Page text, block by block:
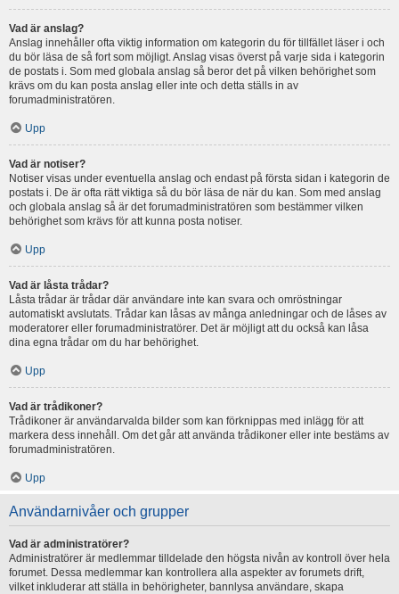
Vad är anslag?
Anslag innehåller ofta viktig information om kategorin du för tillfället läser i och
du bör läsa de så fort som möjligt. Anslag visas överst på varje sida i kategorin
de postats i. Som med globala anslag så beror det på vilken behörighet som
krävs om du kan posta anslag eller inte och detta ställs in av
forumadministratören.
Upp
Vad är notiser?
Notiser visas under eventuella anslag och endast på första sidan i kategorin de
postats i. De är ofta rätt viktiga så du bör läsa de när du kan. Som med anslag
och globala anslag så är det forumadministratören som bestämmer vilken
behörighet som krävs för att kunna posta notiser.
Upp
Vad är låsta trådar?
Låsta trådar är trådar där användare inte kan svara och omröstningar
automatiskt avslutats. Trådar kan låsas av många anledningar och de låses av
moderatorer eller forumadministratörer. Det är möjligt att du också kan låsa
dina egna trådar om du har behörighet.
Upp
Vad är trådikoner?
Trådikoner är användarvalda bilder som kan förknippas med inlägg för att
markera dess innehåll. Om det går att använda trådikoner eller inte bestäms av
forumadministratören.
Upp
Användarnivåer och grupper
Vad är administratörer?
Administratörer är medlemmar tilldelade den högsta nivån av kontroll över hela
forumet. Dessa medlemmar kan kontrollera alla aspekter av forumets drift,
vilket inkluderar att ställa in behörigheter, bannlysa användare, skapa